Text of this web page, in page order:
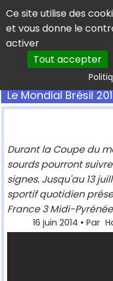
Panneau de gestion des
Ce site utilise des
et vous donne le
activer
Tout accepter
Le Mondial Brésil
Durant la Coupe du
sourds pourront
signes. Jusqu'au 13
sportif quotidien
France 3 Midi-
16 juin 2014 • Par